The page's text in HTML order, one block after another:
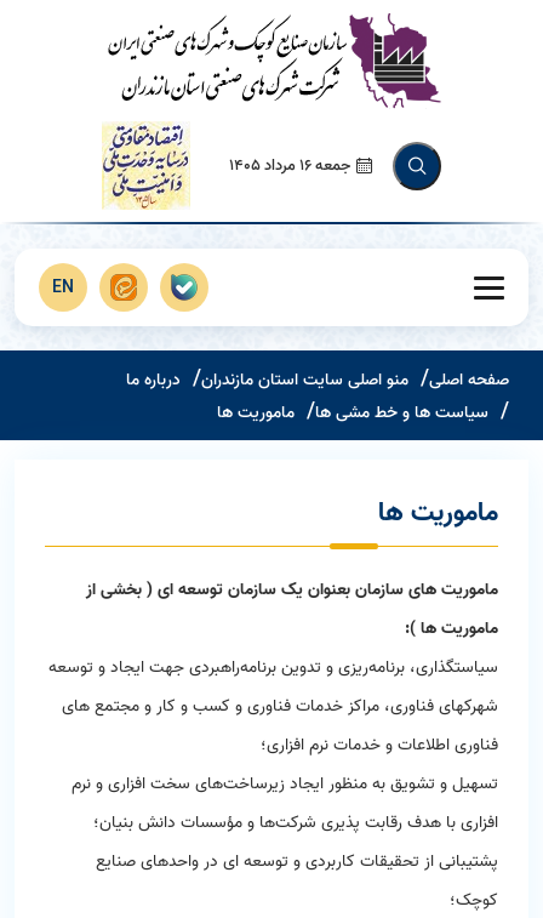
جمعه 16 مرداد 1405
EN
صفحه اصلی منو اصلی سایت استان مازندران
درباره ما
سیاست ها و خط مشی ها
ماموریت ها
ماموریت ها
ماموریت های سازمان بعنوان یک سازمان توسعه ای ( بخشی از
ماموریت ها ):
سیاستگذاری، برنامه‌ریزی و تدوین برنامه‌راهبردی جهت ایجاد و توسعه
شهرکهای فناوری، مراکز خدمات فناوری و کسب و کار و مجتمع های
فناوری اطلاعات و خدمات نرم افزاری؛
تسهیل و تشویق به منظور ایجاد زیرساخت‌های سخت افزاری و نرم
افزاری با هدف رقابت پذیری شرکت‌ها و مؤسسات دانش بنیان؛
پشتیبانی از تحقیقات کاربردی و توسعه ای در واحدهای صنایع
کوچک؛